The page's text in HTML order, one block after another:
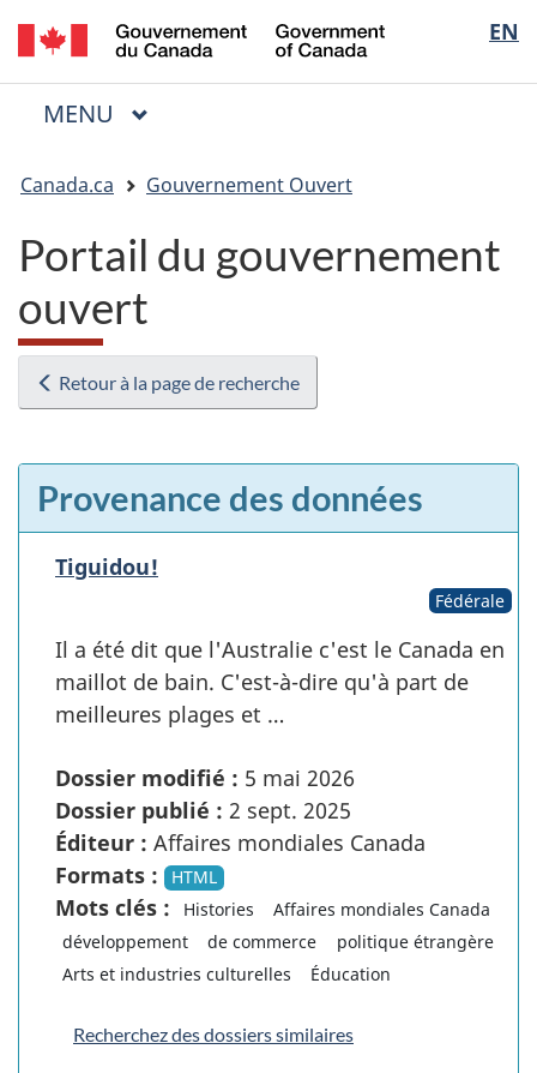
Passer
au
contenu
Passer
à
« Au
Passer
à
la
EN
of
Menu
MENU PRINCIPAL
êtes
ici
Canada.ca Gouvernement Ouvert
Portail du gouvernement
ouvert
Retour à la page de recherche
Provenance des données
Tiguidou!
Fédérale
Il a été dit que l'Australie c'est le Canada en
maillot de bain. C'est-à-dire qu'à part de
meilleures plages et …
Dossier modifié : 5 mai 2026
Dossier publié : 2 sept. 2025
Éditeur : Affaires mondiales Canada
Formats :
HTML
Mots clés : Histories
Affaires mondiales Canada
développement
de commerce
politique étrangère
Arts et industries culturelles
Éducation
Recherchez des dossiers similaires